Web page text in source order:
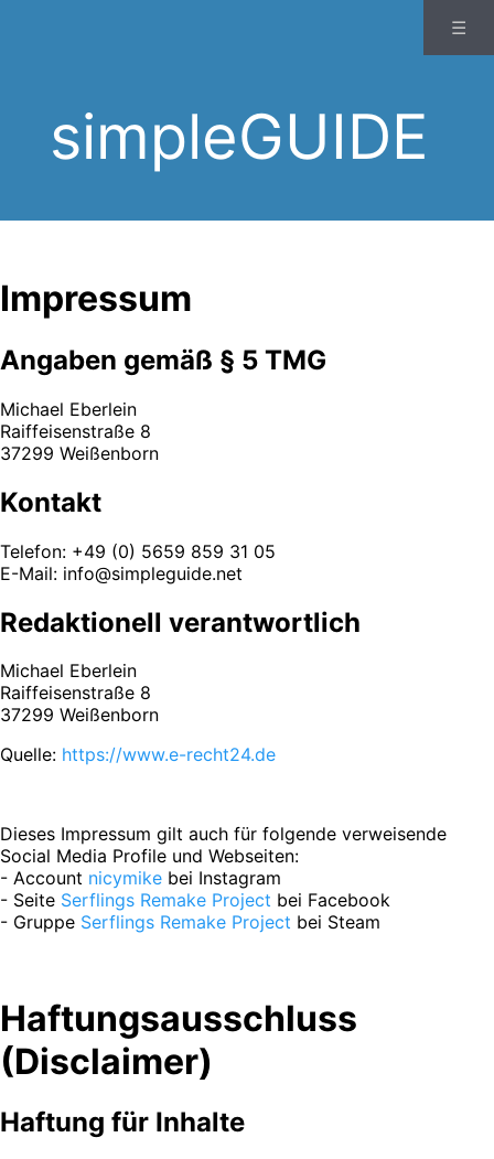
simpleGUIDE
☰
Impressum
Angaben gemäß § 5 TMG
Michael Eberlein
Raiffeisenstraße 8
37299 Weißenborn
Kontakt
Telefon: +49 (0) 5659 859 31 05
E-Mail: info@simpleguide.net
Redaktionell verantwortlich
Michael Eberlein
Raiffeisenstraße 8
37299 Weißenborn
Quelle: https://www.e-recht24.de
Dieses Impressum gilt auch für folgende verweisende
Social Media Profile und Webseiten:
- Account nicymike bei Instagram
- Seite Serflings Remake Project bei Facebook
- Gruppe Serflings Remake Project bei Steam
Haftungsausschluss
(Disclaimer)
Haftung für Inhalte